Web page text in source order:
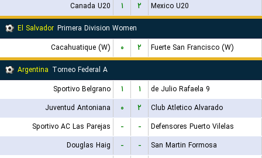
Canada U20
۱ ۲
Mexico U20
El Salvador Primera Division Women
Cacahuatique (W)
۰ ۲
Fuerte San Francisco (W)
Argentina Torneo Federal A
Sportivo Belgrano
۱ ۱
9 de Julio Rafaela
Juventud Antoniana
۰ ۲
Club Atletico Alvarado
Sportivo AC Las Parejas
- -
Defensores Puerto Vilelas
Douglas Haig
- -
San Martin Formosa